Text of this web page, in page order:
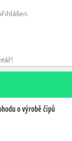
o výrobě čipů